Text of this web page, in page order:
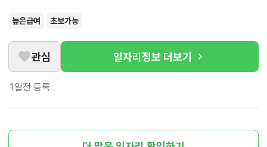
높은급여 초보가능
관심 일자리정보 더보기
1일전 등록